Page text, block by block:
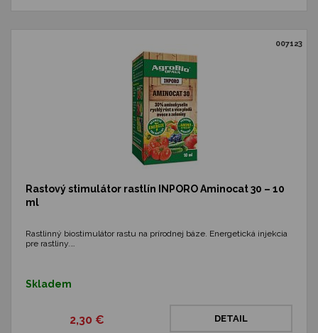
007123
Rastový stimulátor rastlín INPORO Aminocat 30 – 10
ml
Rastlinný biostimulátor rastu na prírodnej báze. Energetická injekcia
pre rastliny.…
Skladem
2,30 € DETAIL